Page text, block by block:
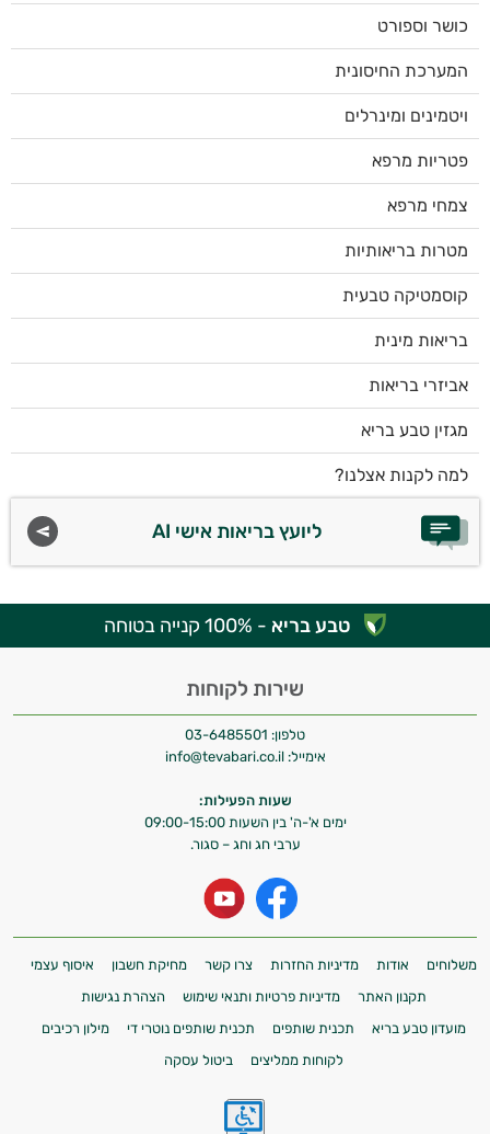
כושר וספורט
המערכת החיסונית
ויטמינים ומינרלים
פטריות מרפא
צמחי מרפא
מטרות בריאותיות
קוסמטיקה טבעית
בריאות מינית
אביזרי בריאות
מגזין טבע בריא
למה לקנות אצלנו?
ליועץ בריאות אישי AI
טבע בריא - 100% קנייה בטוחה
שירות לקוחות
טלפון: 03-6485501
אימייל: info@tevabari.co.il
שעות הפעילות:
ימים א'-ה' בין השעות 09:00-15:00
ערבי חג וחג – סגור.
משלוחים אודות מדיניות החזרות צרו קשר מחיקת חשבון
איסוף עצמי
תקנון האתר
מדיניות פרטיות ותנאי שימוש
הצהרת נגישות
מועדון טבע בריא
תכנית שותפים תכנית שותפים נוטרי די
מילון רכיבים
לקוחות ממליצים
ביטול עסקה